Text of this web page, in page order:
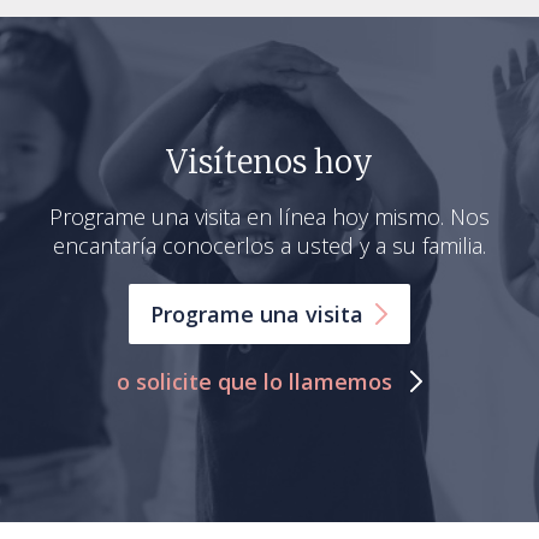
Visítenos hoy
Programe una visita en línea hoy mismo. Nos
encantaría conocerlos a usted y a su familia.
Programe una visita
o solicite que lo llamemos